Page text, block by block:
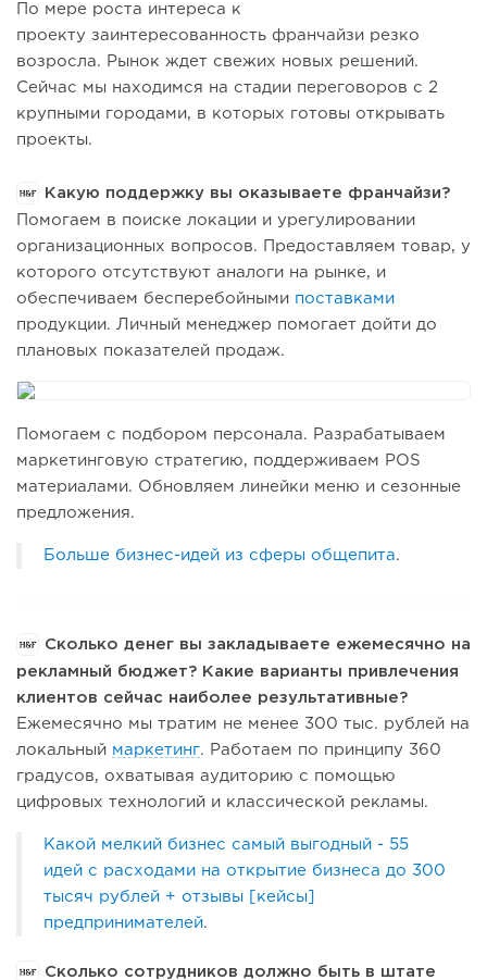
По мере роста интереса к
проекту заинтересованность франчайзи резко
возросла. Рынок ждет свежих новых решений.
Сейчас мы находимся на стадии переговоров с 2
крупными городами, в которых готовы открывать
проекты.
Какую поддержку вы оказываете франчайзи?
Помогаем в поиске локации и урегулировании
организационных вопросов. Предоставляем товар, у
которого отсутствуют аналоги на рынке, и
обеспечиваем бесперебойными поставками
продукции. Личный менеджер помогает дойти до
плановых показателей продаж.
Помогаем с подбором персонала. Разрабатываем
маркетинговую стратегию, поддерживаем POS
материалами. Обновляем линейки меню и сезонные
предложения.
Больше бизнес-идей из сферы общепита.
Сколько денег вы закладываете ежемесячно на
рекламный бюджет? Какие варианты привлечения
клиентов сейчас наиболее результативные?
Ежемесячно мы тратим не менее 300 тыс. рублей на
локальный маркетинг. Работаем по принципу 360
градусов, охватывая аудиторию с помощью
цифровых технологий и классической рекламы.
Какой мелкий бизнес самый выгодный - 55
идей с расходами на открытие бизнеса до 300
тысяч рублей + отзывы [кейсы]
предпринимателей.
Сколько сотрудников должно быть в штате